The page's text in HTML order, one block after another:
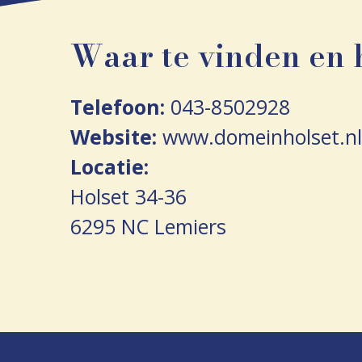
Waar te vinden en
Telefoon: 043-8502928
Website: www.domeinholset.nl
Locatie:
Holset 34-36
6295 NC Lemiers